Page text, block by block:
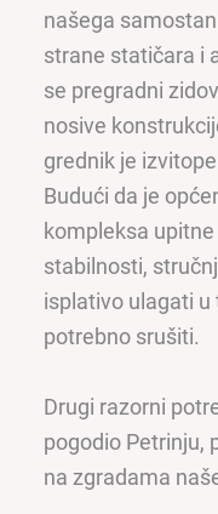
našega
strane statičara i
se pregradni
nosive
grednik je
Budući da je
kompleksa
stabilnosti,
isplativo ulagati u
potrebno srušiti.
Drugi razorni
pogodio Petrinju,
na zgradama